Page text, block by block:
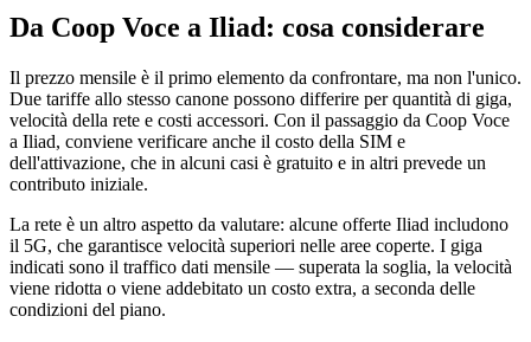
Da Coop Voce a Iliad: cosa considerare
Il prezzo mensile è il primo elemento da confrontare, ma non l'unico.
Due tariffe allo stesso canone possono differire per quantità di giga,
velocità della rete e costi accessori. Con il passaggio da Coop Voce
a Iliad, conviene verificare anche il costo della SIM e
dell'attivazione, che in alcuni casi è gratuito e in altri prevede un
contributo iniziale.
La rete è un altro aspetto da valutare: alcune offerte Iliad includono
il 5G, che garantisce velocità superiori nelle aree coperte. I giga
indicati sono il traffico dati mensile — superata la soglia, la velocità
viene ridotta o viene addebitato un costo extra, a seconda delle
condizioni del piano.